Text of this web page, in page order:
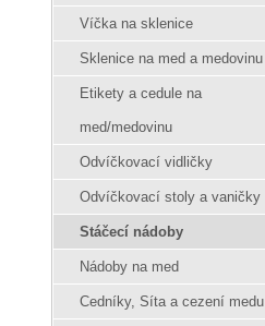
Víčka na sklenice
Sklenice na med a medovinu
Etikety a cedule na
med/medovinu
Odvíčkovací vidličky
Odvíčkovací stoly a vaničky
Stáčecí nádoby
Nádoby na med
Cedníky, Síta a cezení medu